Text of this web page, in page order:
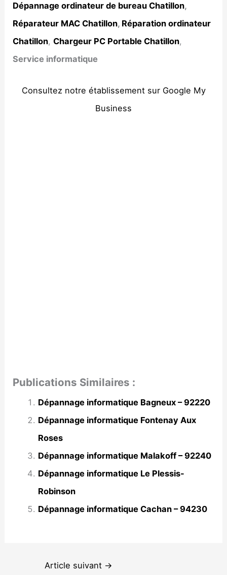
Dépannage ordinateur de bureau Chatillon,
Réparateur MAC Chatillon, Réparation ordinateur
Chatillon, Chargeur PC Portable Chatillon,
Service informatique
Consultez notre établissement sur Google My
Business
Publications Similaires :
Dépannage informatique Bagneux – 92220
Dépannage informatique Fontenay Aux
Roses
Dépannage informatique Malakoff – 92240
Dépannage informatique Le Plessis-
Robinson
Dépannage informatique Cachan – 94230
Article suivant →